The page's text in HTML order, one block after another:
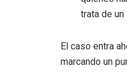
trata de
El caso entra
marcando un